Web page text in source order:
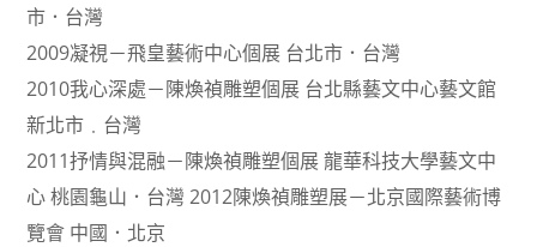
市．台灣
2009凝視－飛皇藝術中心個展 台北市．台灣
2010我心深處－陳煥禎雕塑個展 台北縣藝文中心藝文館
新北市﹒台灣
2011抒情與混融－陳煥禎雕塑個展 龍華科技大學藝文中
心 桃園龜山．台灣 2012陳煥禎雕塑展－北京國際藝術博
覽會 中國．北京